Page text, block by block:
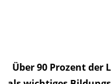
Über 90 Prozent der